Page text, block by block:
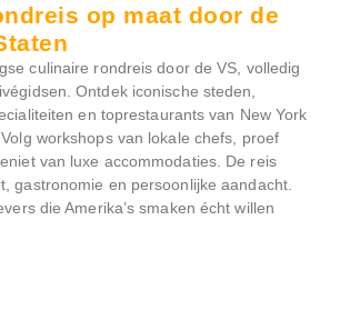
op maat door de
culinaire rondreis door de VS, volledig
Ontdek iconische steden,
en toprestaurants van New York
workshops van lokale chefs, proef
van luxe accommodaties. De reis
gastronomie en persoonlijke aandacht.
die Amerika’s smaken écht willen